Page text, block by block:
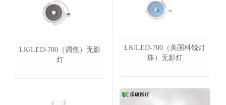
LK/LED-700（调焦）无影
灯
LK/LED-700（美国科锐灯
珠）无影灯